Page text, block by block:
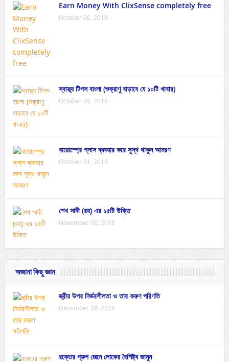
Earn Money With ClixSense completely free
October 26, 2018
স্বাস্থ্য টিপস বাংলা (শুক্রাণু বাড়াবে যে ১০টি খাবার)
October 29, 2018
বায়োস্প্রে প্লাস ব্যবহার করে সুস্থ থাকুন আমরণ
October 31, 2018
শেখ সাদী (রহ) এর ১৫টি উক্তি
November 06, 2018
অজানা কিছু জ্ঞান
স্ত্রীর উপর নির্ভরশীলতা ও তার করুণ পরিণতি
December 28, 2025
রক্তের গ্রুপ জেনে লোকের বৈশিষ্ট্য জানুন